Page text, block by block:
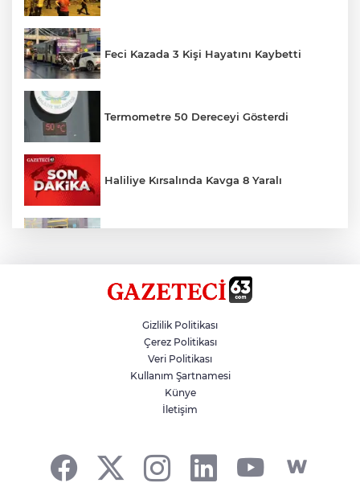
Feci Kazada 3 Kişi Hayatını Kaybetti
Termometre 50 Dereceyi Gösterdi
Haliliye Kırsalında Kavga 8 Yaralı
Hikmet Başak’tan Ulaşım Çalışması
Sezon 18 Ağustos'ta Başlayacak
Gizlilik Politikası
Çerez Politikası
Veri Politikası
Kullanım Şartnamesi
Künye
İletişim